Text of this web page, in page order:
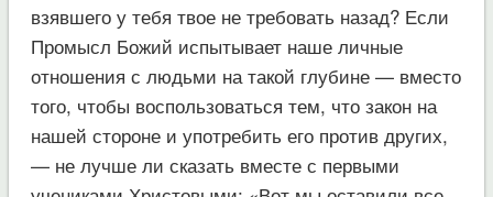
взявшего у тебя твое не требовать назад? Если
Промысл Божий испытывает наше личные
отношения с людьми на такой глубине — вместо
того, чтобы воспользоваться тем, что закон на
нашей стороне и употребить его против других,
— не лучше ли сказать вместе с первыми